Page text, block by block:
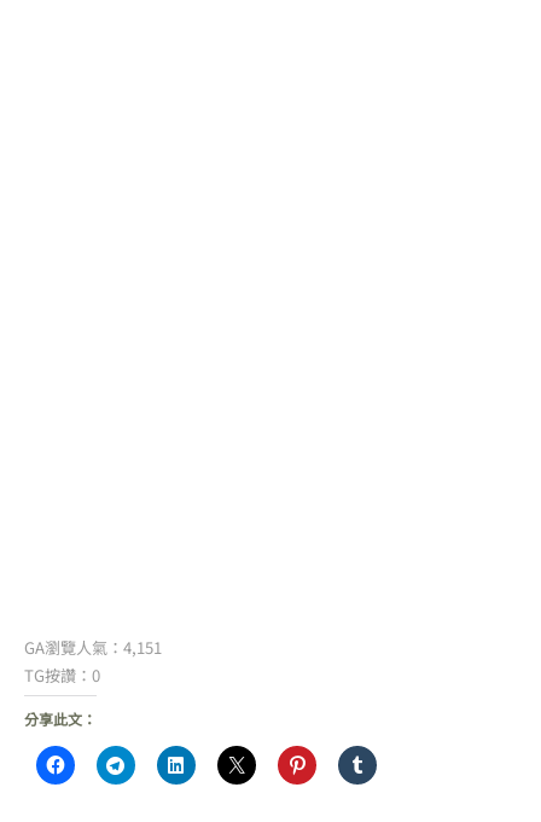
GA瀏覽人氣：4,151
TG按讚：0
分享此文：